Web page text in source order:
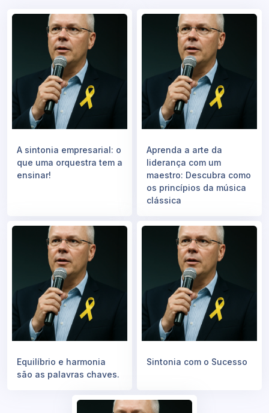
A sintonia empresarial: o
que uma orquestra tem a
ensinar!
Aprenda a arte da
liderança com um
maestro: Descubra como
os princípios da música
clássica
Equilíbrio e harmonia
são as palavras chaves.
Sintonia com o Sucesso